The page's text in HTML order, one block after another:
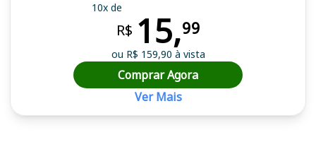
10x de
R$ 15,99
ou R$ 159,90 à vista
Comprar Agora
Ver Mais